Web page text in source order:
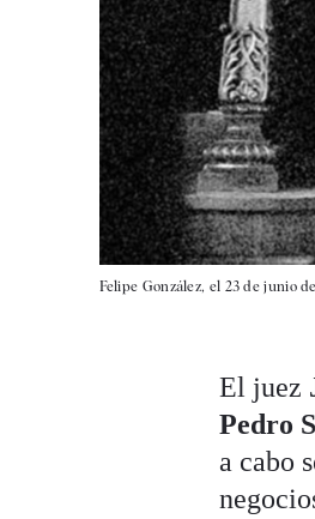
Felipe González, el 23 de junio
El juez
Pedro
a cabo